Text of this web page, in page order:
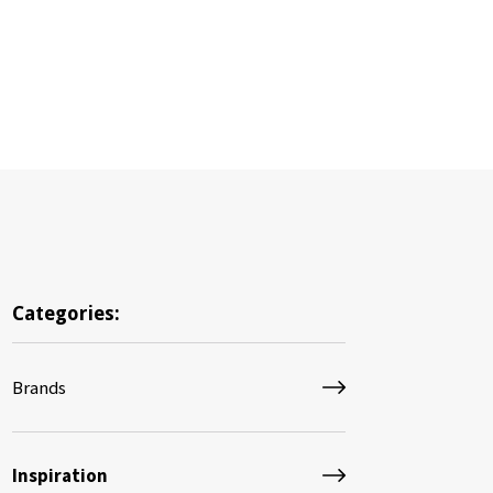
Categories:
Brands
Inspiration